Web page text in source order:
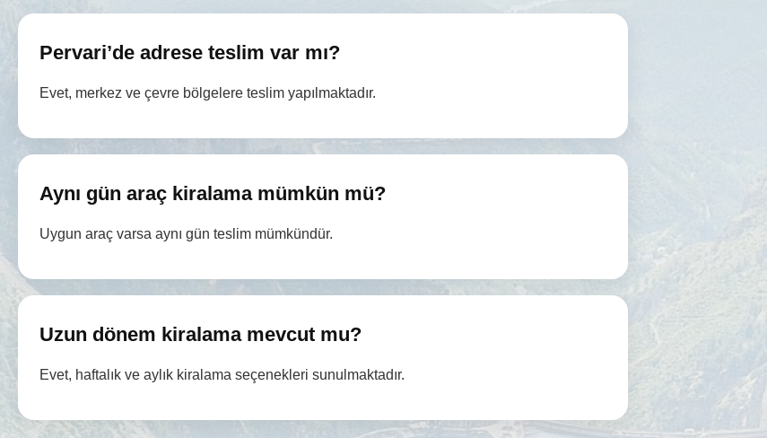
Pervari’de adrese teslim var mı?
Evet, merkez ve çevre bölgelere teslim yapılmaktadır.
Aynı gün araç kiralama mümkün mü?
Uygun araç varsa aynı gün teslim mümkündür.
Uzun dönem kiralama mevcut mu?
Evet, haftalık ve aylık kiralama seçenekleri sunulmaktadır.